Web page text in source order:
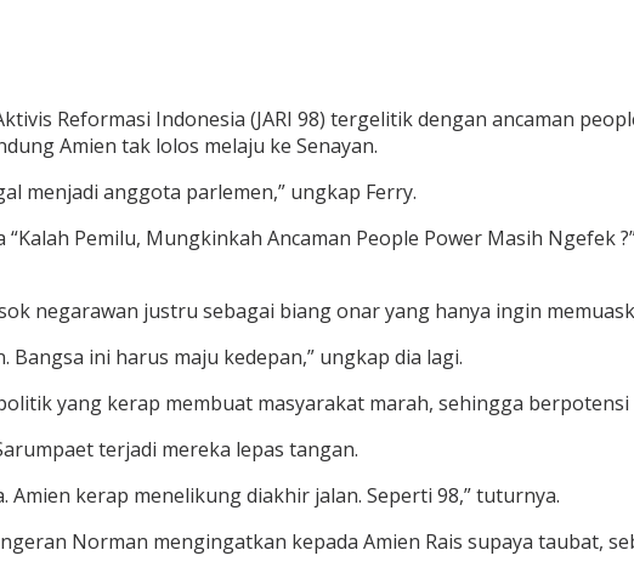
Reformasi Indonesia (JARI 98) tergelitik dengan ancaman
Amien tak lolos melaju ke Senayan.
menjadi anggota parlemen,” ungkap Ferry.
Pemilu, Mungkinkah Ancaman People Power Masih Ngefek
negarawan justru sebagai biang onar yang hanya ingin
ini harus maju kedepan,” ungkap dia lagi.
yang kerap membuat masyarakat marah, sehingga
terjadi mereka lepas tangan.
Amien kerap menelikung diakhir jalan. Seperti 98,” tuturnya.
Norman mengingatkan kepada Amien Rais supaya taubat,